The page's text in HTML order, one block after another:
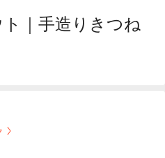
｜手造りきつね